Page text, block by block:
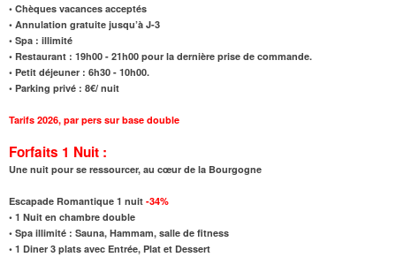
• Chèques vacances acceptés
• Annulation gratuite jusqu’à J-3
• Spa : illimité
• Restaurant : 19h00 - 21h00 pour la dernière prise de commande.
• Petit déjeuner : 6h30 - 10h00.
• Parking privé : 8€/ nuit
Tarifs 2026, par pers sur base double
Forfaits 1 Nuit :
Une nuit pour se ressourcer, au cœur de la Bourgogne
Escapade Romantique 1 nuit -34%
• 1 Nuit en chambre double
• Spa illimité : Sauna, Hammam, salle de fitness
• 1 Diner 3 plats avec Entrée, Plat et Dessert